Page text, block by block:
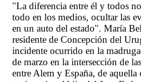
"La diferencia entre él y todos
todo en los medios, ocultar las
en un auto del estado". María
residente de Concepción del
incidente ocurrido en la
de marzo en la intersección de
entre Alem y España, de aquella